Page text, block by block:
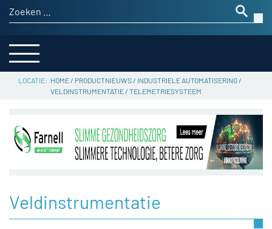
Zoeken naar:
THEMA’S
SERVICE
HOME/ PRODUCTNIEUWS/ INDUSTRIELE AUTOMATISERING/
VELDINSTRUMENTATIE/ TELEMETRIESYSTEEM
Veldinstrumentatie